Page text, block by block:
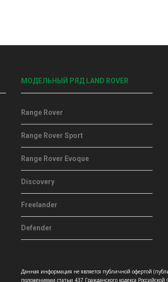
МОДЕЛЬНЫЙ РЯД LAND ROVER
Range Rover
Range Rover Sport
Range Rover Evoque
Discovery
Freelander
Defender
Данная информация не является публичной офертой
положениями статьи 437 Гражданского кодекса Российской